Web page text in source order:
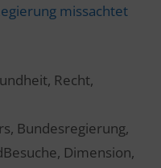
missachtet
, Recht,
, Bundesregierung,
, Dimension,